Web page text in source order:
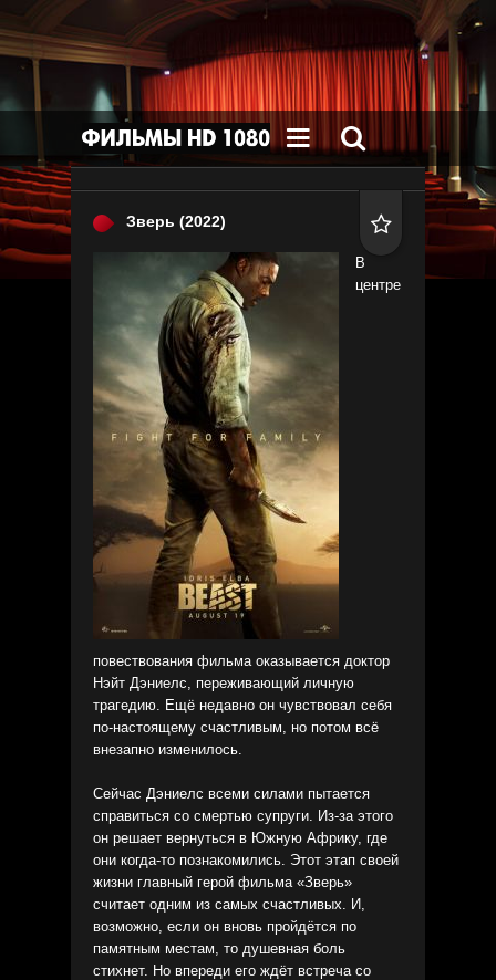
 
Зверь (2022) 
В
центре
повествования фильма оказывается доктор
Нэйт Дэниелс, переживающий личную
трагедию. Ещё недавно он чувствовал себя
по-настоящему счастливым, но потом всё
внезапно изменилось.
Сейчас Дэниелс всеми силами пытается
справиться со смертью супруги. Из-за этого
он решает вернуться в Южную Африку, где
они когда-то познакомились. Этот этап своей
жизни главный герой фильма «Зверь»
считает одним из самых счастливых. И,
возможно, если он вновь пройдётся по
памятным местам, то душевная боль
стихнет. Но впереди его ждёт встреча со